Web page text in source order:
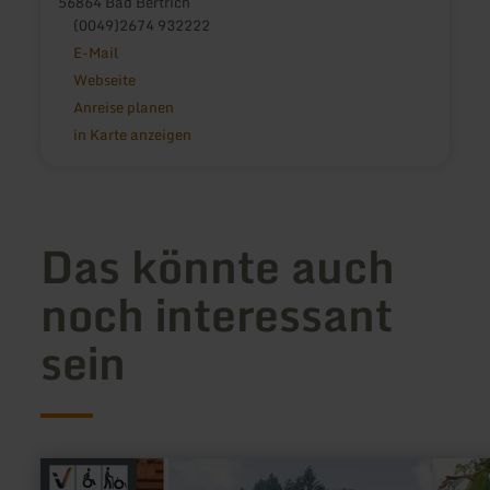
(0049)2674 932222
E-Mail
Webseite
Anreise planen
in Karte anzeigen
Das könnte auch
noch interessant
sein
mehr
erfahren